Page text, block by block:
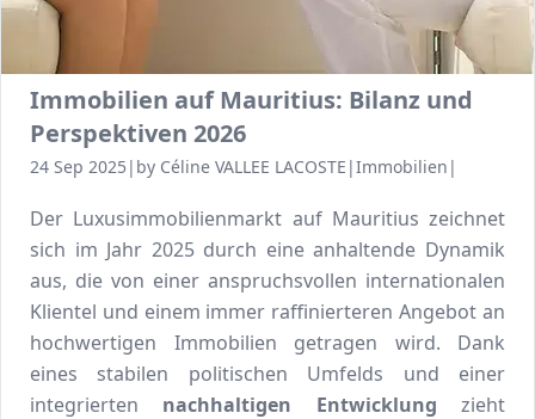
Immobilien auf Mauritius: Bilanz und
Perspektiven 2026
24 Sep 2025 | by Céline VALLEE LACOSTE |Immobilien |
Der Luxusimmobilienmarkt auf Mauritius zeichnet
sich im Jahr 2025 durch eine anhaltende Dynamik
aus, die von einer anspruchsvollen internationalen
Klientel und einem immer raffinierteren Angebot an
hochwertigen Immobilien getragen wird. Dank
eines stabilen politischen Umfelds und einer
integrierten nachhaltigen Entwicklung zieht